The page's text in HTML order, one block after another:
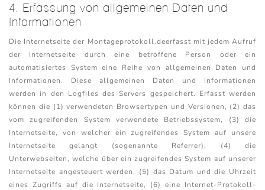
4. Erfassung von allgemeinen Daten und
Informationen
Die Internetseite der Montageprotokoll.deerfasst mit jedem Aufruf
der Internetseite durch eine betroffene Person oder ein
automatisiertes System eine Reihe von allgemeinen Daten und
Informationen. Diese allgemeinen Daten und Informationen
werden in den Logfiles des Servers gespeichert. Erfasst werden
können die (1) verwendeten Browsertypen und Versionen, (2) das
vom zugreifenden System verwendete Betriebssystem, (3) die
Internetseite, von welcher ein zugreifendes System auf unsere
Internetseite gelangt (sogenannte Referrer), (4) die
Unterwebseiten, welche über ein zugreifendes System auf unserer
Internetseite angesteuert werden, (5) das Datum und die Uhrzeit
eines Zugriffs auf die Internetseite, (6) eine Internet-Protokoll-